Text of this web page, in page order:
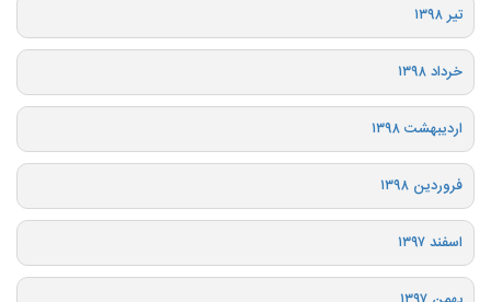
تیر ۱۳۹۸
خرداد ۱۳۹۸
اردیبهشت ۱۳۹۸
فروردین ۱۳۹۸
اسفند ۱۳۹۷